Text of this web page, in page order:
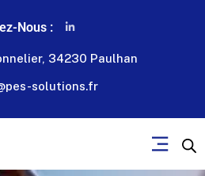
Nous :
34230 Paulhan
solutions.fr